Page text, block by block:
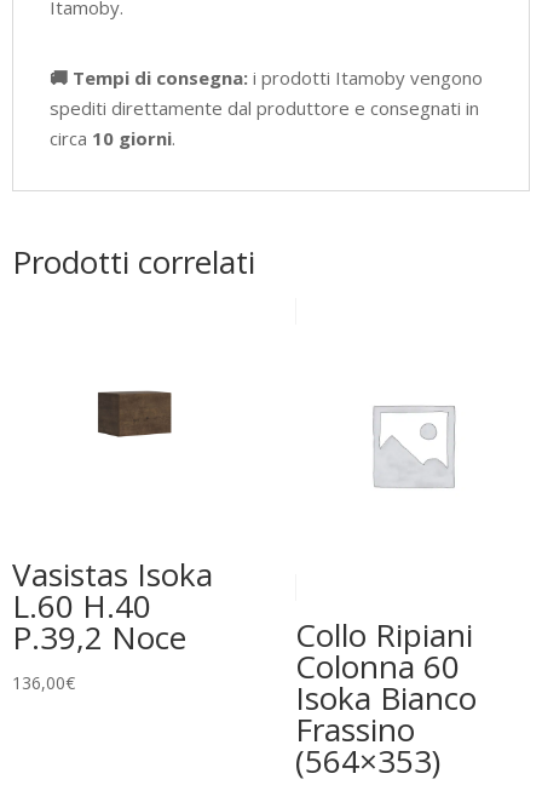
Itamoby.
🚚 Tempi di consegna: i prodotti Itamoby vengono
spediti direttamente dal produttore e consegnati in
circa 10 giorni.
Prodotti correlati
Vasistas Isoka
L.60 H.40
P.39,2 Noce
136,00€
Collo Ripiani
Colonna 60
Isoka Bianco
Frassino
(564×353)